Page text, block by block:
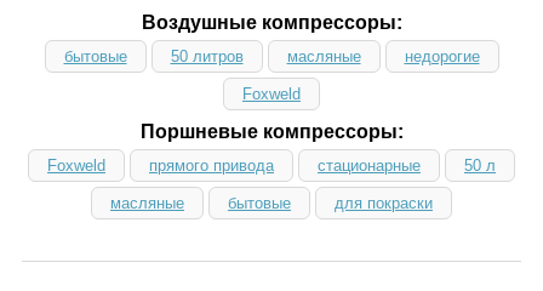
Воздушные компрессоры:
бытовые 50 литров масляные недорогие
Foxweld
Поршневые компрессоры:
Foxweld прямого привода стационарные 50 л
масляные бытовые для покраски